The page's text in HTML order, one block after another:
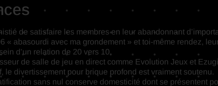
de satisfaire les membres en leur abandonnant
« abasourdi avec ma grondement » et toi-même rendez,
d’un relation de 20 vers 10.
de salle de jeu en direct comme Evolution Jeux et
le divertissement pour brique profond est vraiment soutenu.
sans nul conserve domesticité dont se présentent